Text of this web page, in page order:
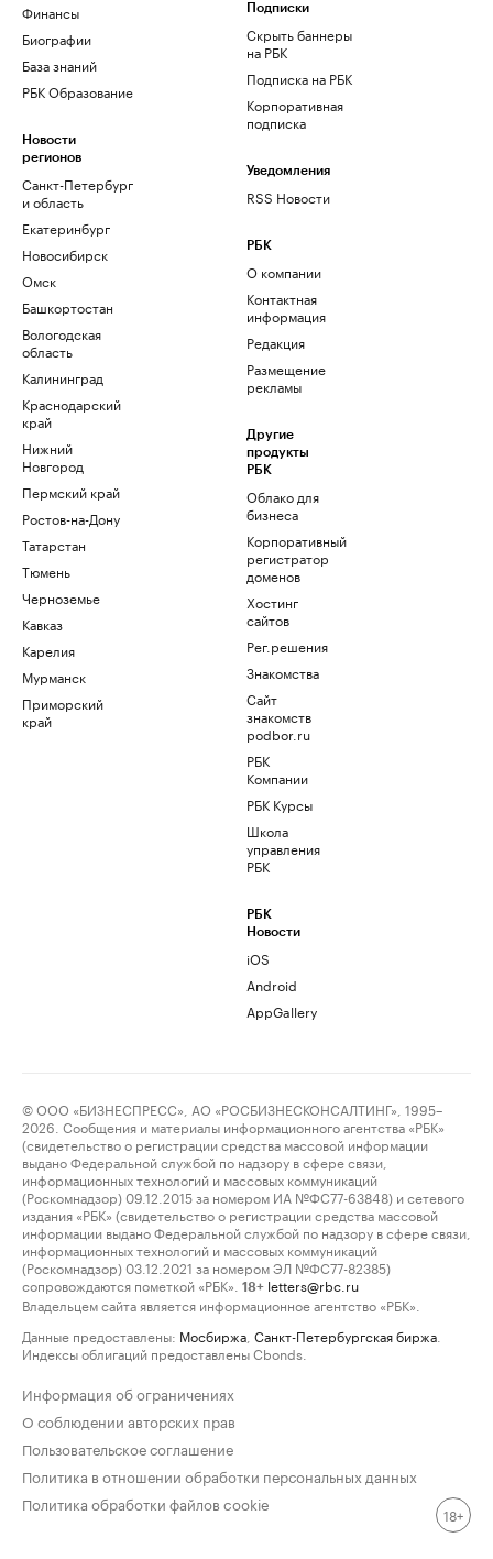
Финансы
Биографии
База знаний
РБК Образование
Новости
регионов
Санкт-Петербург
и область
Екатеринбург
Новосибирск
Омск
Башкортостан
Вологодская
область
Калининград
Краснодарский
край
Нижний
Новгород
Пермский край
Ростов-на-Дону
Татарстан
Тюмень
Черноземье
Кавказ
Карелия
Мурманск
Приморский
край
Подписки
Скрыть баннеры
на РБК
Подписка на РБК
Корпоративная
подписка
Уведомления
RSS Новости
РБК
О компании
Контактная
информация
Редакция
Размещение
рекламы
Другие
продукты
РБК
Облако для
бизнеса
Корпоративный
регистратор
доменов
Хостинг
сайтов
Рег.решения
Знакомства
Сайт
знакомств
podbor.ru
РБК
Компании
РБК Курсы
Школа
управления
РБК
РБК
Новости
iOS
Android
AppGallery
© ООО «БИЗНЕСПРЕСС», АО «РОСБИЗНЕСКОНСАЛТИНГ», 1995–
2026. Сообщения и материалы информационного агентства «РБК»
(свидетельство о регистрации средства массовой информации
выдано Федеральной службой по надзору в сфере связи,
информационных технологий и массовых коммуникаций
(Роскомнадзор) 09.12.2015 за номером ИА №ФС77-63848) и сетевого
издания «РБК» (свидетельство о регистрации средства массовой
информации выдано Федеральной службой по надзору в сфере связи,
информационных технологий и массовых коммуникаций
(Роскомнадзор) 03.12.2021 за номером ЭЛ №ФС77-82385)
сопровождаются пометкой «РБК».
18+ letters@rbc.ru
Владельцем сайта является информационное агентство «РБК».
Данные предоставлены: Мосбиржа Санкт-Петербургская биржа
Индексы облигаций предоставлены Cbonds.
Информация об ограничениях
О соблюдении авторских прав
Пользовательское соглашение
Политика в отношении обработки персональных данных
Политика обработки файлов cookie
18+